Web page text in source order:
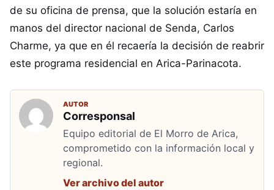
de su oficina de prensa, que la solución estaría en
manos del director nacional de Senda, Carlos
Charme, ya que en él recaería la decisión de reabrir
este programa residencial en Arica-Parinacota.
AUTOR
Corresponsal
Equipo editorial de El Morro de Arica,
comprometido con la información local y
regional.
Ver archivo del autor